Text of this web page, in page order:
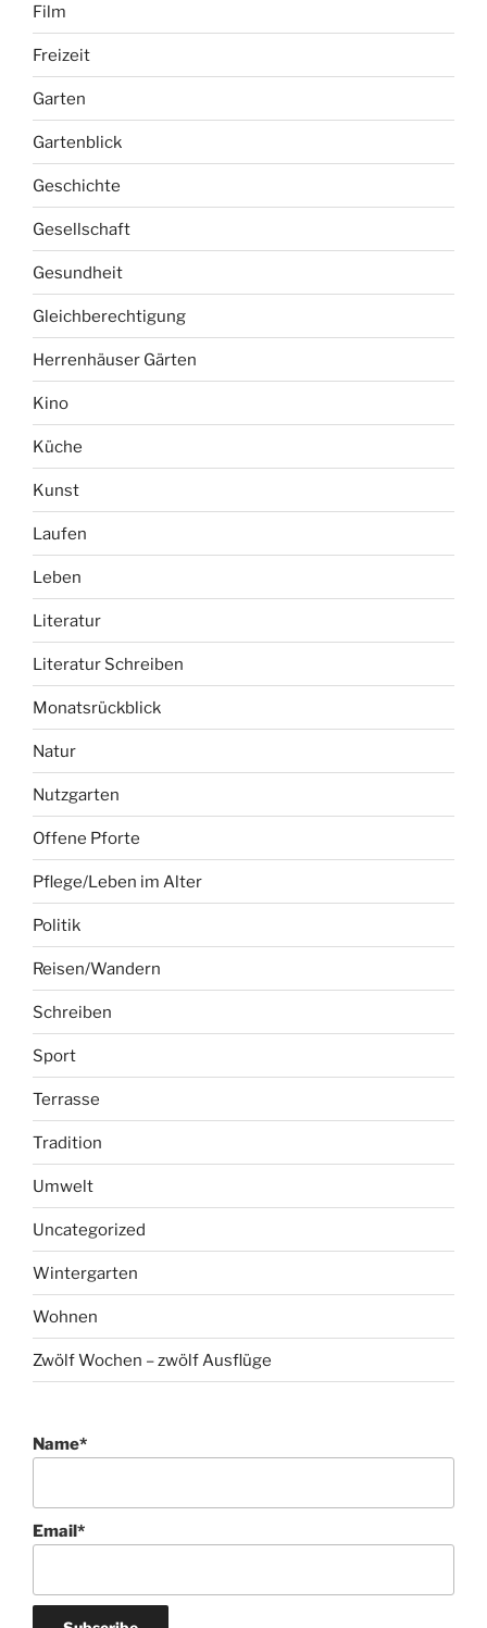
Film
Freizeit
Garten
Gartenblick
Geschichte
Gesellschaft
Gesundheit
Gleichberechtigung
Herrenhäuser Gärten
Kino
Küche
Kunst
Laufen
Leben
Literatur
Literatur Schreiben
Monatsrückblick
Natur
Nutzgarten
Offene Pforte
Pflege/Leben im Alter
Politik
Reisen/Wandern
Schreiben
Sport
Terrasse
Tradition
Umwelt
Uncategorized
Wintergarten
Wohnen
Zwölf Wochen – zwölf Ausflüge
Name*
Email*